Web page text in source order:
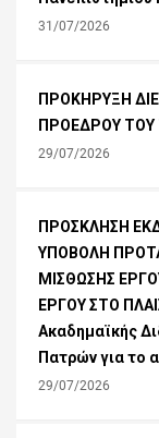
31/07/2026
ΠΡΟΚΗΡΥΞΗ
ΠΡΟΕΔΡΟΥ
29/07/2026
ΠΡΟΣΚΛΗΣΗ
ΥΠΟΒΟΛΗ
ΜΙΣΘΩΣΗΣ
ΕΡΓΟΥ ΣΤΟ
Ακαδημαϊκής
Πατρών για το
29/07/2026